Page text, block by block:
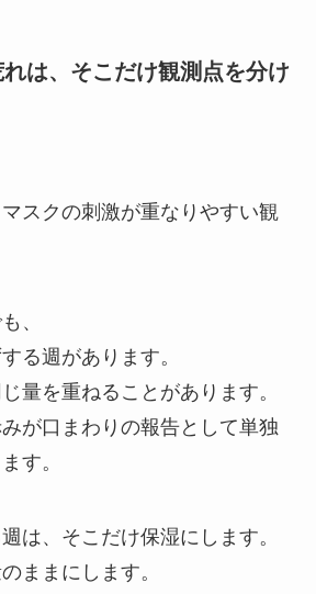
は、そこだけ観測点を分け
スクの刺激が重なりやすい観
、
る週があります。
量を重ねることがあります。
が口まわりの報告として単独
す。
は、そこだけ保湿にします。
ままにします。